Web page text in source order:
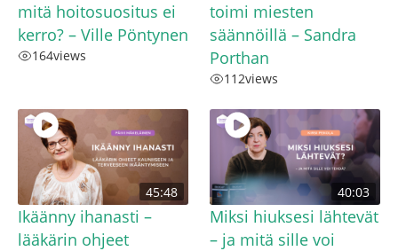
mitä hoitosuositus ei
kerro? – Ville Pöntynen
164views
toimi miesten
säännöillä – Sandra
Porthan
112views
45:48
Ikäänny ihanasti –
lääkärin ohjeet
40:03
Miksi hiuksesi lähtevät
– ja mitä sille voi